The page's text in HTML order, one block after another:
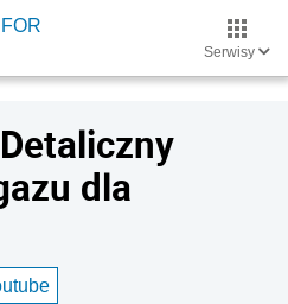
Serwisy
dla